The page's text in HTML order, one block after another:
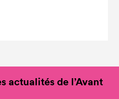
actualités de l’Avant